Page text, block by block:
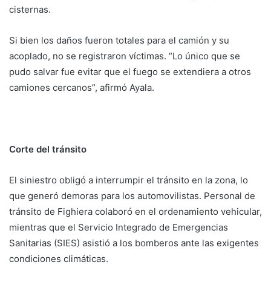
cisternas.
Si bien los daños fueron totales para el camión y su
acoplado, no se registraron víctimas. “Lo único que se
pudo salvar fue evitar que el fuego se extendiera a otros
camiones cercanos”, afirmó Ayala.
Corte del tránsito
El siniestro obligó a interrumpir el tránsito en la zona, lo
que generó demoras para los automovilistas. Personal de
tránsito de Fighiera colaboró en el ordenamiento vehicular,
mientras que el Servicio Integrado de Emergencias
Sanitarias (SIES) asistió a los bomberos ante las exigentes
condiciones climáticas.